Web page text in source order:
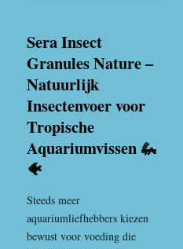
Sera Insect
Granules Nature –
Natuurlijk
Insectenvoer voor
Tropische
Aquariumvissen 🦗
🐠
Steeds meer
aquariumliefhebbers kiezen
bewust voor voeding die